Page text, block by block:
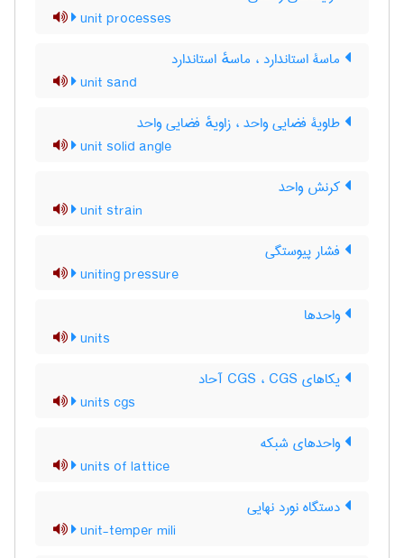
unit processes
ماسۀ استاندارد ، ماسهٔ استاندارد
unit sand
طاویۀ فضایی واحد ، زاویهٔ فضایی واحد
unit solid angle
کرنش واحد
unit strain
فشار پیوستگی
uniting pressure
واحدها
units
یکاهای CGS ، CGS آحاد
units cgs
واحدهای شبکه
units of lattice
دستگاه نورد نهایی
unit-temper mili